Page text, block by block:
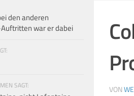
VON
den anderen
war er dabei
SAGT: